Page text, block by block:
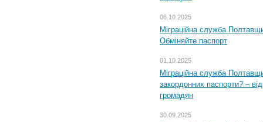
06.10.2025
Міграційна служба
Обміняйте паспорт
01.10.2025
Міграційна служба
закордонних паспорти? –
громадян
30.09.2025